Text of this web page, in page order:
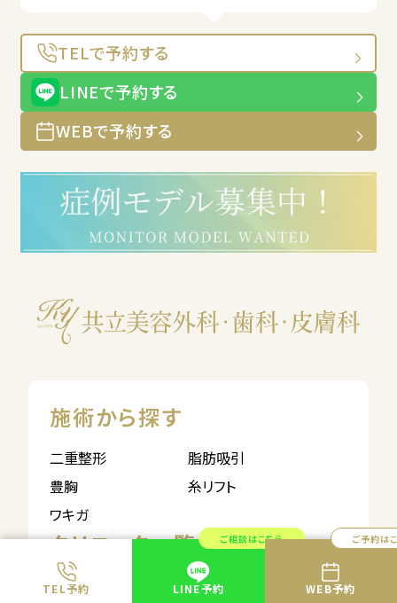
TEL予約
ご相談はこちら
LINE予約
ご予約は
WEB予約
TELで予約する
LINEで予約する
WEBで予約する
施術から探す
二重整形
脂肪吸引
豊胸
糸リフト
ワキガ
クリニック一覧
共立美容外科
新宿本院・新宿歯科
共立美容外科
新宿本院・皮膚科